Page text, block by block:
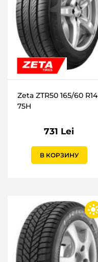
Zeta ZTR50 165/60 R14
75H
731 Lei
В КОРЗИНУ